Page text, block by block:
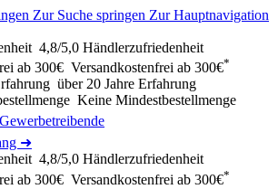
Zur Suche springen Zur Hauptnavigation
4,8/5,0 Händlerzufriedenheit
Versandkostenfrei ab 300€*
über 20 Jahre Erfahrung
Keine Mindestbestellmenge
➜
4,8/5,0 Händlerzufriedenheit
Versandkostenfrei ab 300€*